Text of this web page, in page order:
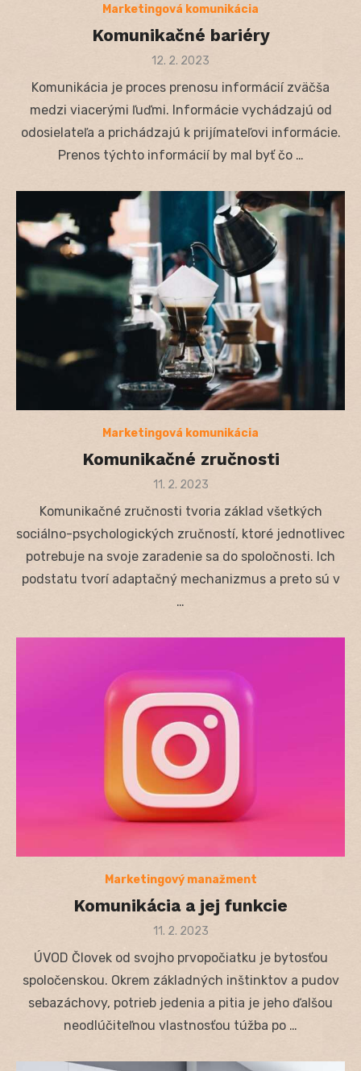
Marketingová komunikácia
Komunikačné bariéry
Posted
12. 2. 2023
Komunikácia je proces prenosu informácií zväčša
medzi viacerými ľuďmi. Informácie vychádzajú od
odosielateľa a prichádzajú k prijímateľovi informácie.
Prenos týchto informácií by mal byť čo …
Marketingová komunikácia
Komunikačné zručnosti
Posted
11. 2. 2023
Komunikačné zručnosti tvoria základ všetkých
sociálno-psychologických zručností, ktoré jednotlivec
potrebuje na svoje zaradenie sa do spoločnosti. Ich
podstatu tvorí adaptačný mechanizmus a preto sú v
…
Marketingový manažment
Komunikácia a jej funkcie
Posted
11. 2. 2023
ÚVOD Človek od svojho prvopočiatku je bytosťou
spoločenskou. Okrem základných inštinktov a pudov
sebazáchovy, potrieb jedenia a pitia je jeho ďalšou
neodlúčiteľnou vlastnosťou túžba po …